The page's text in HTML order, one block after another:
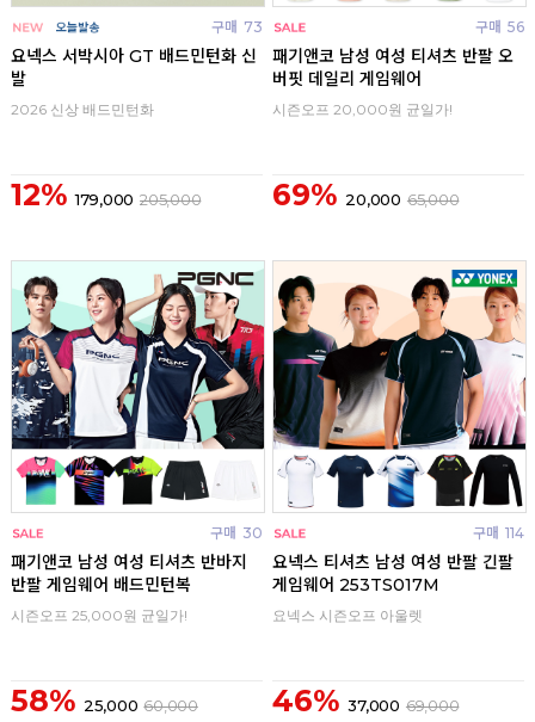
구매 73
요넥스 서박시아 GT 배드민턴화 신
발
2026 신상 배드민턴화
12% 179,000 205,000
구매 56
패기앤코 남성 여성 티셔츠 반팔 오
버핏 데일리 게임웨어
시즌오프 20,000원 균일가!
69% 20,000 65,000
구매 30
패기앤코 남성 여성 티셔츠 반바지
반팔 게임웨어 배드민턴복
시즌오프 25,000원 균일가!
58% 25,000 60,000
구매 114
요넥스 티셔츠 남성 여성 반팔 긴팔
게임웨어 253TS017M
요넥스 시즌오프 아울렛
46% 37,000 69,000